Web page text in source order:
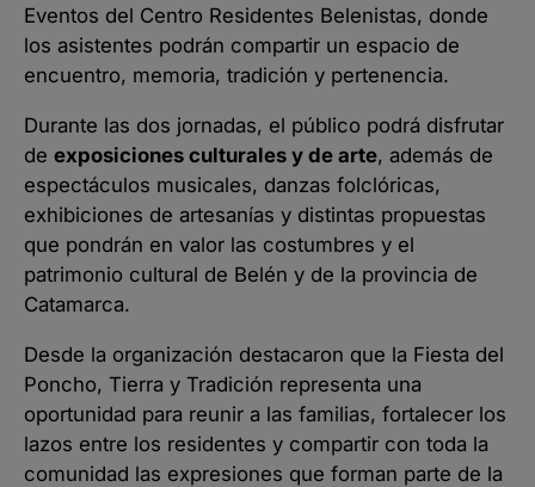
Eventos del Centro Residentes Belenistas, donde
los asistentes podrán compartir un espacio de
encuentro, memoria, tradición y pertenencia.
Durante las dos jornadas, el público podrá disfrutar
de exposiciones culturales y de arte, además de
espectáculos musicales, danzas folclóricas,
exhibiciones de artesanías y distintas propuestas
que pondrán en valor las costumbres y el
patrimonio cultural de Belén y de la provincia de
Catamarca.
Desde la organización destacaron que la Fiesta del
Poncho, Tierra y Tradición representa una
oportunidad para reunir a las familias, fortalecer los
lazos entre los residentes y compartir con toda la
comunidad las expresiones que forman parte de la